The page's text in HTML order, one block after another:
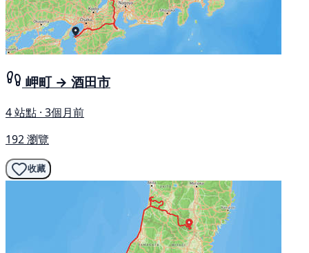
岬町 → 酒田市
4 站點 · 3個月前
192 瀏覽
收藏